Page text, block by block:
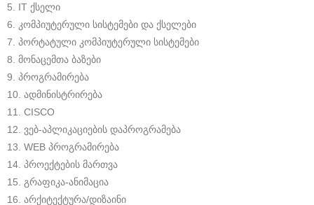
5. IT ქსელი
6. კომპიუტერული სისტემები და ქსელები
7. პორტატული კომპიუტერული სისტემები
8. მონაცემთა ბაზები
9. პროგრამირება
10. ადმინისტრირება
11. CISCO
12. ვებ-აპლიკაციების დაპროგრამება
13. WEB პროგრამირება
14. პროექტების მართვა
15. გრაფიკა-ანიმაცია
16. არქიტექტურა/დიზაინი